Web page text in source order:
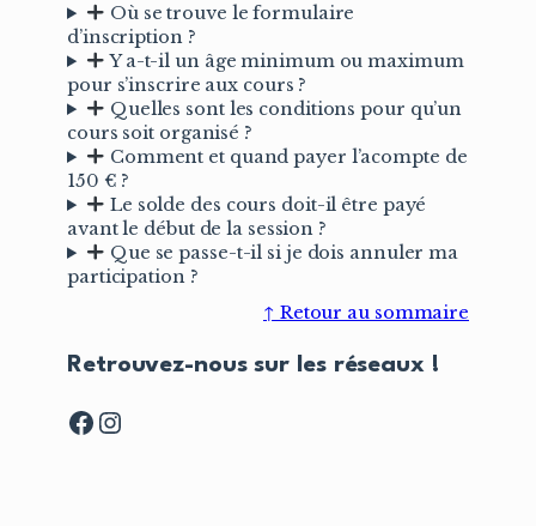
Où se trouve le formulaire
d’inscription ?
Y a-t-il un âge minimum ou maximum
pour s’inscrire aux cours ?
Quelles sont les conditions pour qu’un
cours soit organisé ?
Comment et quand payer l’acompte de
150 € ?
Le solde des cours doit-il être payé
avant le début de la session ?
Que se passe-t-il si je dois annuler ma
participation ?
↑ Retour au sommaire
Retrouvez-nous sur les réseaux !
Facebook
Instagram